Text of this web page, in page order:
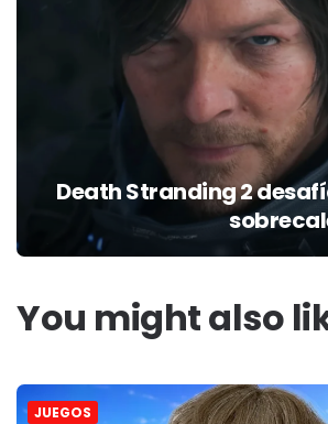
Death Stranding 2
You might also
JUEGOS